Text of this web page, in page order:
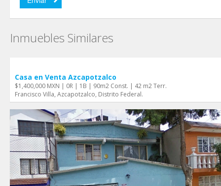
Inmuebles Similares
Casa en Venta Azcapotzalco
$1,400,000 MXN | 0R | 1B | 90m2 Const. | 42 m2 Terr.
Francisco Villa, Azcapotzalco, Distrito Federal.